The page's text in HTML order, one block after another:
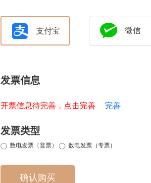
支付宝 微信
发票信息
开票信息待完善，点击完善 完善
发票类型
数电发票（普票） 数电发票（专票）
确认购买